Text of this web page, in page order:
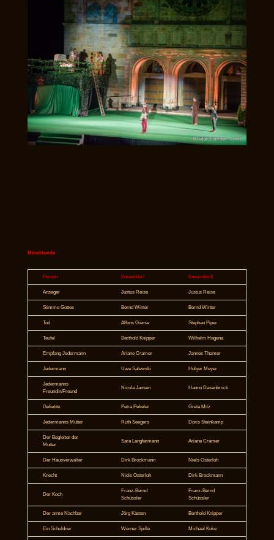
Mitwirkende
Person Ensemble I Ensemble II
Ansager Justus Reise Justus Reise
Stimme Gottes Bernd Winter Bernd Winter
Tod Alfons Gierse Stephan Piper
Teufel Berthold Knipper Wilhelm Hagena
Empfang Jedermann Ariane Cramer Jannes Thamer
Jedermann Uwe Salewski Holger Meyer
Jedermanns
Freundin/Freund
Nicola Jansen Hanno Dasenbrock
Geliebte Petra Pekeler Greta Milz
Jedermanns Mutter Ruth Seegers Doris Steinkamp
Der Begleiter der
Mutter
Sara Langfermann Ariane Cramer
Der Hausverwalter Dirk Brockmann Niels Osterloh
Knecht Niels Osterloh Dirk Brockmann
Der Koch
Franz-Bernd
Schüssler
Franz-Bernd
Schüssler
Der arme Nachbar Jörg Kasten Berthold Knipper
Ein Schuldner Werner Spille Michael Koke